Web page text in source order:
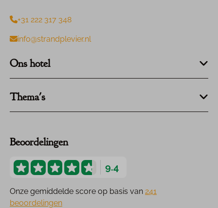
+31 222 317 348
info@strandplevier.nl
Ons hotel
Thema's
Beoordelingen
9.4
Onze gemiddelde score op basis van 241
beoordelingen